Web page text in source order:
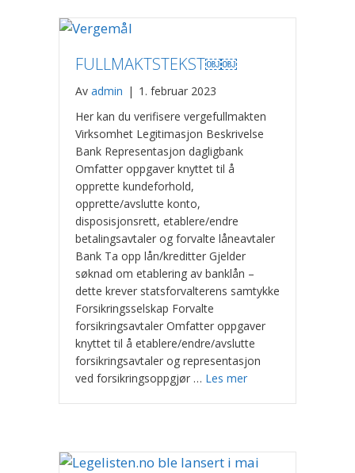
FULLMAKTSTEKST￼￼
Av admin | 1. februar 2023
Her kan du verifisere vergefullmakten
Virksomhet Legitimasjon Beskrivelse
Bank Representasjon dagligbank
Omfatter oppgaver knyttet til å
opprette kundeforhold,
opprette/avslutte konto,
disposisjonsrett, etablere/endre
betalingsavtaler og forvalte låneavtaler
Bank Ta opp lån/kreditter Gjelder
søknad om etablering av banklån –
dette krever statsforvalterens samtykke
Forsikringsselskap Forvalte
forsikringsavtaler Omfatter oppgaver
knyttet til å etablere/endre/avslutte
forsikringsavtaler og representasjon
ved forsikringsoppgjør … Les mer